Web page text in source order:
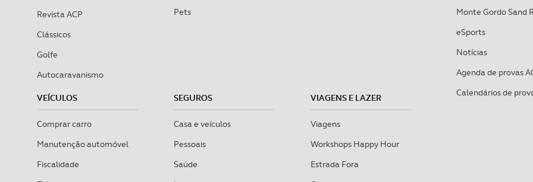
Revista ACP
Clássicos
Golfe
Autocaravanismo
Pets
VEÍCULOS
Comprar carro
Manutenção automóvel
Fiscalidade
SEGUROS
Casa e veículos
Pessoais
Saúde
VIAGENS E LAZER
Viagens
Workshops Happy Hour
Estrada Fora
Monte Gordo Sand
eSports
Notícias
Agenda de provas
Calendários de